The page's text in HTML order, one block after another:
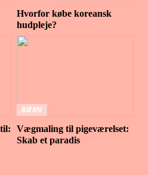
Hvorfor købe koreansk
hudpleje?
BØRN
Vægmaling til pigeværelset:
Skab et paradis